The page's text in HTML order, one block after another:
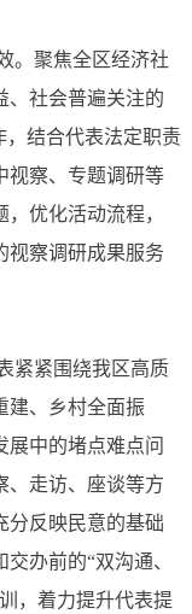
。聚焦全区经济社
、社会普遍关注的
，结合代表法定职责
视察、专题调研等
优化活动流程，
视察调研成果服务
紧紧围绕我区高质
建、乡村全面振
展中的堵点难点问
、走访、座谈等方
分反映民意的基础
办前的“双沟通、
，着力提升代表提